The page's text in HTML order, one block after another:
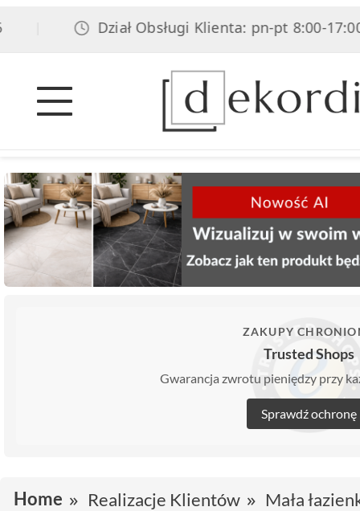
Dział Obsługi Klienta: pn-pt 8:00-17:00,
ZAKUPY
Trusted Shops
Gwarancja zwrotu pieniędzy przy
Sprawdź ochronę
Home Realizacje Klientów Mała